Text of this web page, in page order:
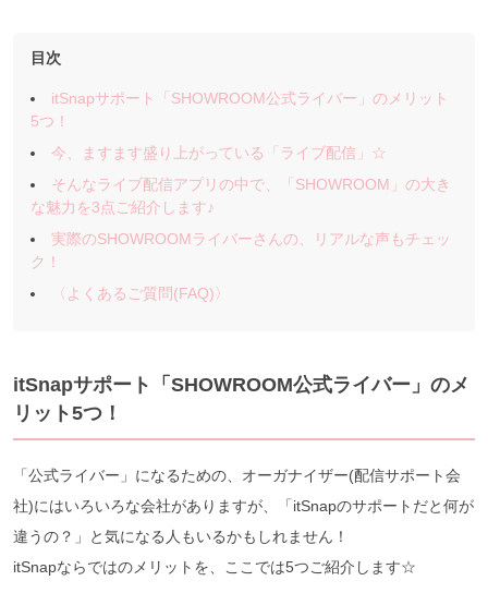
目次
itSnapサポート「SHOWROOM公式ライバー」のメリット
5つ！
今、ますます盛り上がっている「ライブ配信」☆
そんなライブ配信アプリの中で、「SHOWROOM」の大き
な魅力を3点ご紹介します♪
実際のSHOWROOMライバーさんの、リアルな声もチェッ
ク！
〈よくあるご質問(FAQ)〉
itSnapサポート「SHOWROOM公式ライバー」のメ
リット5つ！
「公式ライバー」になるための、オーガナイザー(配信サポート会
社)にはいろいろな会社がありますが、「itSnapのサポートだと何が
違うの？」と気になる人もいるかもしれません！
itSnapならではのメリットを、ここでは5つご紹介します☆